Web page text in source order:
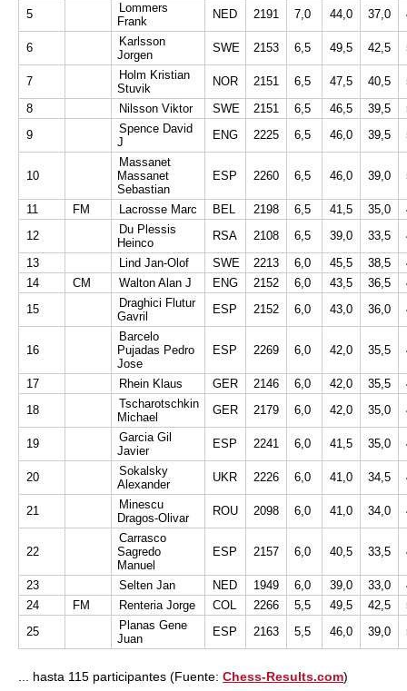
5
Lommers
Frank
NED 2191 7,0 44,0 37,0
6
Karlsson
Jorgen
SWE 2153 6,5 49,5 42,5
7
Holm Kristian
Stuvik
NOR 2151 6,5 47,5 40,5
8
Nilsson Viktor SWE 2151 6,5 46,5 39,5
9
Spence David
J
ENG 2225 6,5 46,0 39,5
10
Massanet
Massanet
Sebastian
ESP 2260 6,5 46,0 39,0
11 FM Lacrosse Marc BEL 2198 6,5 41,5 35,0
12
Du Plessis
Heinco
RSA 2108 6,5 39,0 33,5
13
Lind Jan-Olof SWE 2213 6,0 45,5 38,5
14
CM Walton Alan J ENG 2152 6,0 43,5 36,5
15
Draghici Flutur
Gavril
ESP 2152 6,0 43,0 36,0
16
Barcelo
Pujadas Pedro
Jose
ESP 2269 6,0 42,0 35,5
17 Rhein Klaus GER 2146 6,0 42,0 35,5
18
Tscharotschkin
Michael
GER 2179 6,0 42,0 35,0
19
Garcia Gil
Javier
ESP 2241 6,0 41,5 35,0
20
Sokalsky
Alexander
UKR 2226 6,0 41,0 34,5
21
Minescu
Dragos-Olivar
ROU 2098 6,0 41,0 34,0
22
Carrasco
Sagredo
Manuel
ESP 2157 6,0 40,5 33,5
23 Selten Jan NED 1949 6,0 39,0 33,0
24
FM Renteria Jorge COL 2266 5,5 49,5 42,5
25
Planas Gene
Juan
ESP 2163 5,5 46,0 39,0
... hasta 115 participantes (Fuente: Chess-Results.com)